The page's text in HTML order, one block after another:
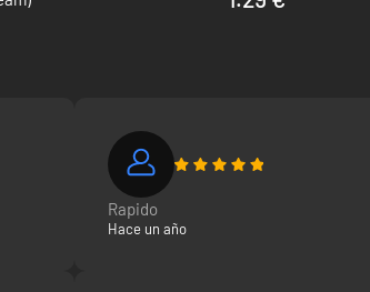
Rapido
Hace un año